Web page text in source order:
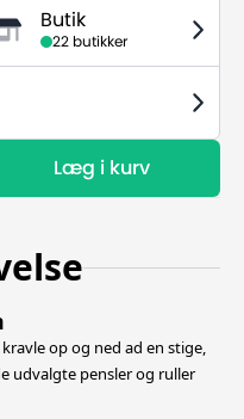
Butik
22 butikker
Læg i kurv
op og ned ad en stige,
udvalgte pensler og ruller